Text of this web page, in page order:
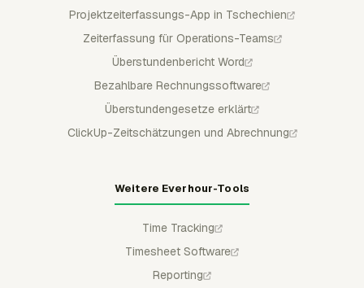
Projektzeiterfassungs-App in Tschechien
Zeiterfassung für Operations-Teams
Überstundenbericht Word
Bezahlbare Rechnungssoftware
Überstundengesetze erklärt
ClickUp-Zeitschätzungen und Abrechnung
Weitere Everhour-Tools
Time Tracking
Timesheet Software
Reporting